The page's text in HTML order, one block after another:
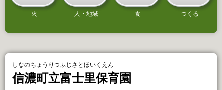
火 人・地域 食 つくる
しなのちょうりつふじさとほいくえん
信濃町立富士里保育園